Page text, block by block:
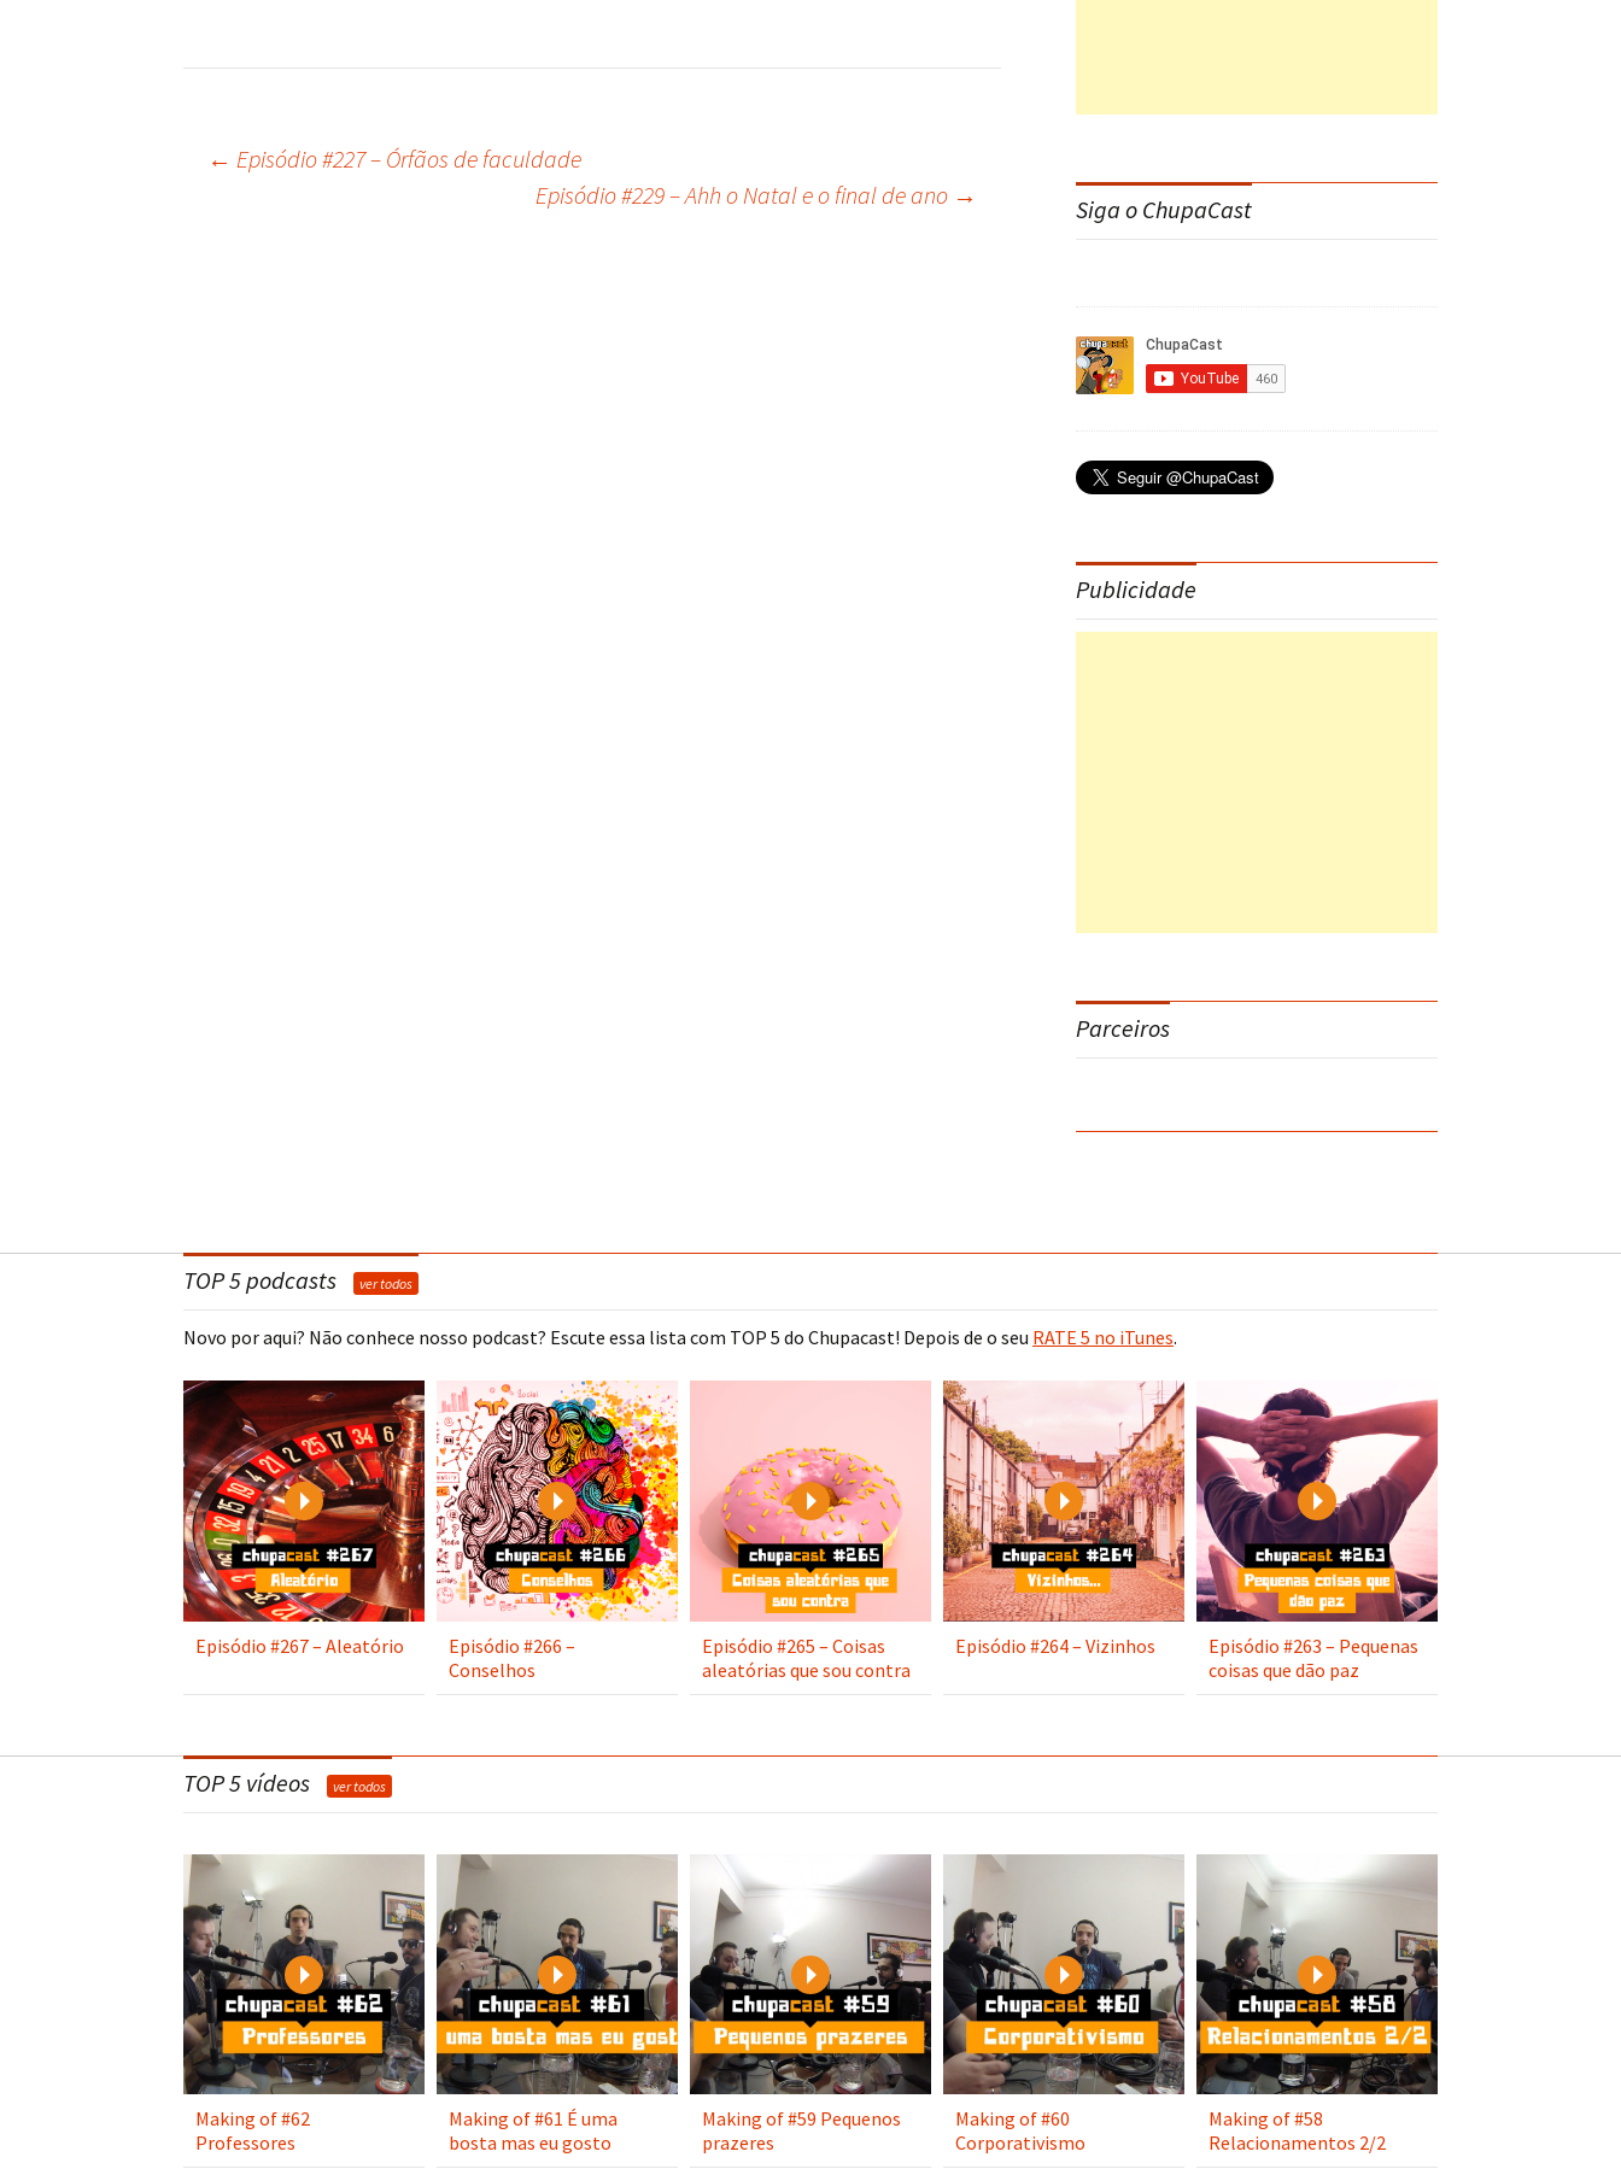
Navegação
← Episódio #227 – Órfãos de faculdade
Episódio #229 – Ahh o Natal e o final de ano → Siga o ChupaCast
Publicidade
Parceiros
TOP 5 podcasts ver todos
Novo por aqui? Não conhece nosso podcast? Escute essa lista com TOP 5 do Chupacast! Depois de o seu RATE 5 no iTunes.
Play
Episódio #267 – Aleatório
Play
Episódio #266 –
Conselhos
Play
Episódio #265 – Coisas
aleatórias que sou contra
Play
Episódio #264 – Vizinhos
Play
Episódio #263 – Pequenas
coisas que dão paz
TOP 5 vídeos ver todos
Play
Making of #62
Professores
Play
Making of #61 É uma
bosta mas eu gosto
Play
Making of #59 Pequenos
prazeres
Play
Making of #60
Corporativismo
Play
Making of #58
Relacionamentos 2/2